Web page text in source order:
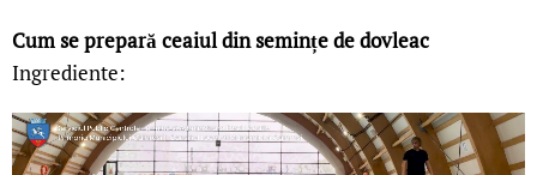
Cum se prepară ceaiul din semințe de dovleac
Ingrediente: